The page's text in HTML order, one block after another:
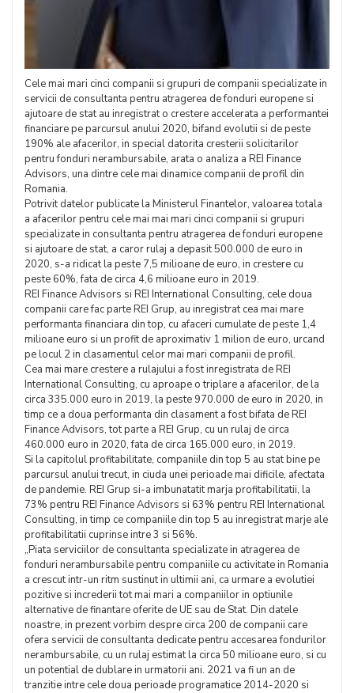
Cele mai mari cinci companii si grupuri de companii specializate in
servicii de consultanta pentru atragerea de fonduri europene si
ajutoare de stat au inregistrat o crestere accelerata a performantei
financiare pe parcursul anului 2020, bifand evolutii si de peste
190% ale afacerilor, in special datorita cresterii solicitarilor
pentru fonduri nerambursabile, arata o analiza a REI Finance
Advisors, una dintre cele mai dinamice companii de profil din
Romania.
Potrivit datelor publicate la Ministerul Finantelor, valoarea totala
a afacerilor pentru cele mai mai mari cinci companii si grupuri
specializate in consultanta pentru atragerea de fonduri europene
si ajutoare de stat, a caror rulaj a depasit 500.000 de euro in
2020, s-a ridicat la peste 7,5 milioane de euro, in crestere cu
peste 60%, fata de circa 4,6 milioane euro in 2019.
REI Finance Advisors si REI International Consulting, cele doua
companii care fac parte REI Grup, au inregistrat cea mai mare
performanta financiara din top, cu afaceri cumulate de peste 1,4
milioane euro si un profit de aproximativ 1 milion de euro, urcand
pe locul 2 in clasamentul celor mai mari companii de profil.
Cea mai mare crestere a rulajului a fost inregistrata de REI
International Consulting, cu aproape o triplare a afacerilor, de la
circa 335.000 euro in 2019, la peste 970.000 de euro in 2020, in
timp ce a doua performanta din clasament a fost bifata de REI
Finance Advisors, tot parte a REI Grup, cu un rulaj de circa
460.000 euro in 2020, fata de circa 165.000 euro, in 2019.
Si la capitolul profitabilitate, companiile din top 5 au stat bine pe
parcursul anului trecut, in ciuda unei perioade mai dificile, afectata
de pandemie. REI Grup si-a imbunatatit marja profitabilitatii, la
73% pentru REI Finance Advisors si 63% pentru REI International
Consulting, in timp ce companiile din top 5 au inregistrat marje ale
profitabilitatii cuprinse intre 3 si 56%.
„Piata serviciilor de consultanta specializate in atragerea de
fonduri nerambursabile pentru companiile cu activitate in Romania
a crescut intr-un ritm sustinut in ultimii ani, ca urmare a evolutiei
pozitive si increderii tot mai mari a companiilor in optiunile
alternative de finantare oferite de UE sau de Stat. Din datele
noastre, in prezent vorbim despre circa 200 de companii care
ofera servicii de consultanta dedicate pentru accesarea fondurilor
nerambursabile, cu un rulaj estimat la circa 50 milioane euro, si cu
un potential de dublare in urmatorii ani. 2021 va fi un an de
tranzitie intre cele doua perioade programatice 2014-2020 si